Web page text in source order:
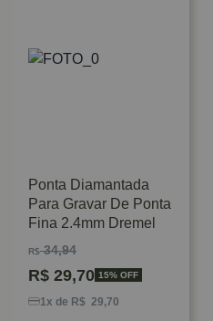
Ponta Diamantada
Para Gravar De Ponta
Fina 2.4mm Dremel
R$34,94
R$ 29,70 15% OFF
1x de R$ 29,70